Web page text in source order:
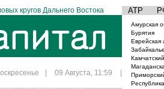
кругов Дальнего Востока АТР
| 09 Августа, 11:59 |
Амурская
Бурятия
Еврейская